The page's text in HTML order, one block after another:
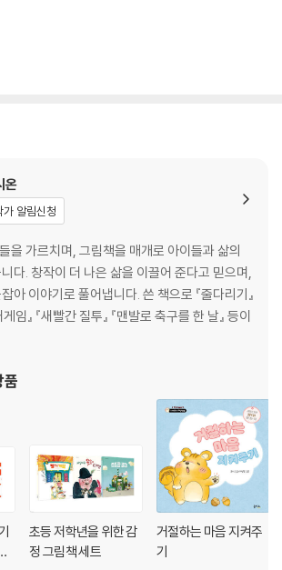
온
가 알림신청
을 가르치며, 그림책을 매개로 아이들과 삶의
다. 창작이 더 나은 삶을 이끌어 준다고 믿으며,
아 이야기로 풀어냅니다. 쓴 책으로 『줄다리기』
게임』 『새빨간 질투』 『맨발로 축구를 한 날』 등이
품
초등 저학년을 위한 감
정 그림책 세트
거절하는 마음 지켜주
기